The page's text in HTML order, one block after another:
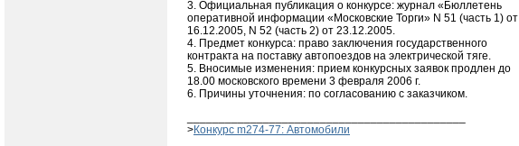
3. Официальная публикация о конкурсе: журнал «Бюллетень
оперативной информации «Московские Торги» N 51 (часть 1) от
16.12.2005, N 52 (часть 2) от 23.12.2005.
4. Предмет конкурса: право заключения государственного
контракта на поставку автопоездов на электрической тяге.
5. Вносимые изменения: прием конкурсных заявок продлен до
18.00 московского времени 3 февраля 2006 г.
6. Причины уточнения: по согласованию с заказчиком.
>Конкурс m274-77: Автомобили